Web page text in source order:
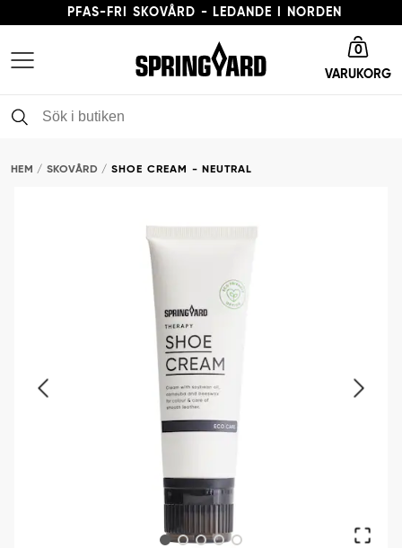
PFAS-FRI SKOVÅRD - LEDANDE I NORDEN
LEVERANSTID 3-5 ARBETSDAGAR
0
VARUKORG
HEM SKOVÅRD SHOE CREAM - NEUTRAL